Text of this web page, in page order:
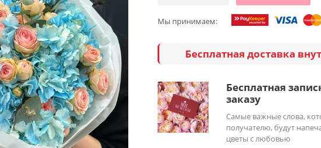
Мы принимаем:
Бесплатная доставка
Бесплатная
заказу
Самые важные слова,
получателю, будут
цветы с любовью